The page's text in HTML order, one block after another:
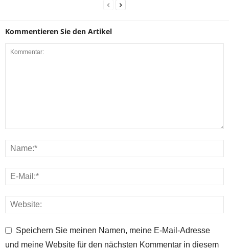
Kommentieren Sie den Artikel
Speichern Sie meinen Namen, meine E-Mail-Adresse
und meine Website für den nächsten Kommentar in diesem